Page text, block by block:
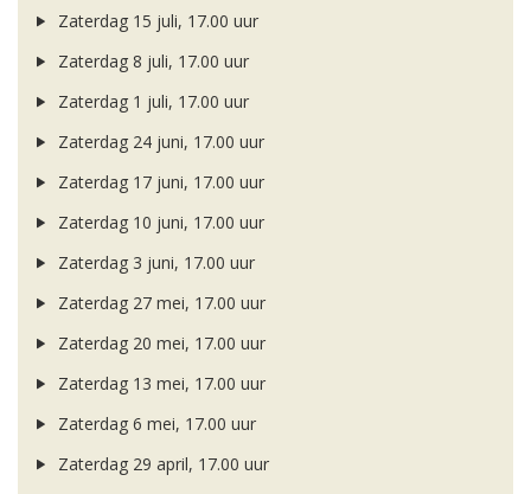
Zaterdag 15 juli, 17.00 uur
Zaterdag 8 juli, 17.00 uur
Zaterdag 1 juli, 17.00 uur
Zaterdag 24 juni, 17.00 uur
Zaterdag 17 juni, 17.00 uur
Zaterdag 10 juni, 17.00 uur
Zaterdag 3 juni, 17.00 uur
Zaterdag 27 mei, 17.00 uur
Zaterdag 20 mei, 17.00 uur
Zaterdag 13 mei, 17.00 uur
Zaterdag 6 mei, 17.00 uur
Zaterdag 29 april, 17.00 uur